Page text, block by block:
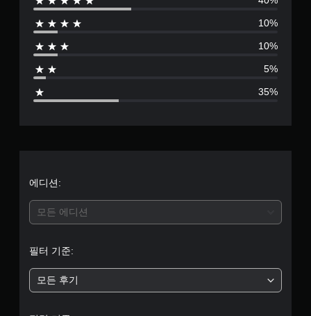
0
별
으
중
평
10%
10%
5%
35%
에디션:
모든 에디션
필터 기준:
모든 후기